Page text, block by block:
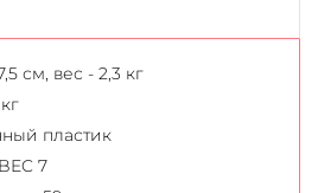
см, вес - 2,3 кг
пластик
7